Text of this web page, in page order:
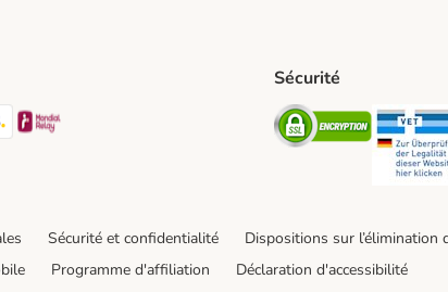
Shipping Method
GLS Shipping Method
Mondial relay Shipping Method
Sécurité
Security
Sécurité et confidentialité Dispositions sur l’élimination
Programme d'affiliation Déclaration d'accessibilité